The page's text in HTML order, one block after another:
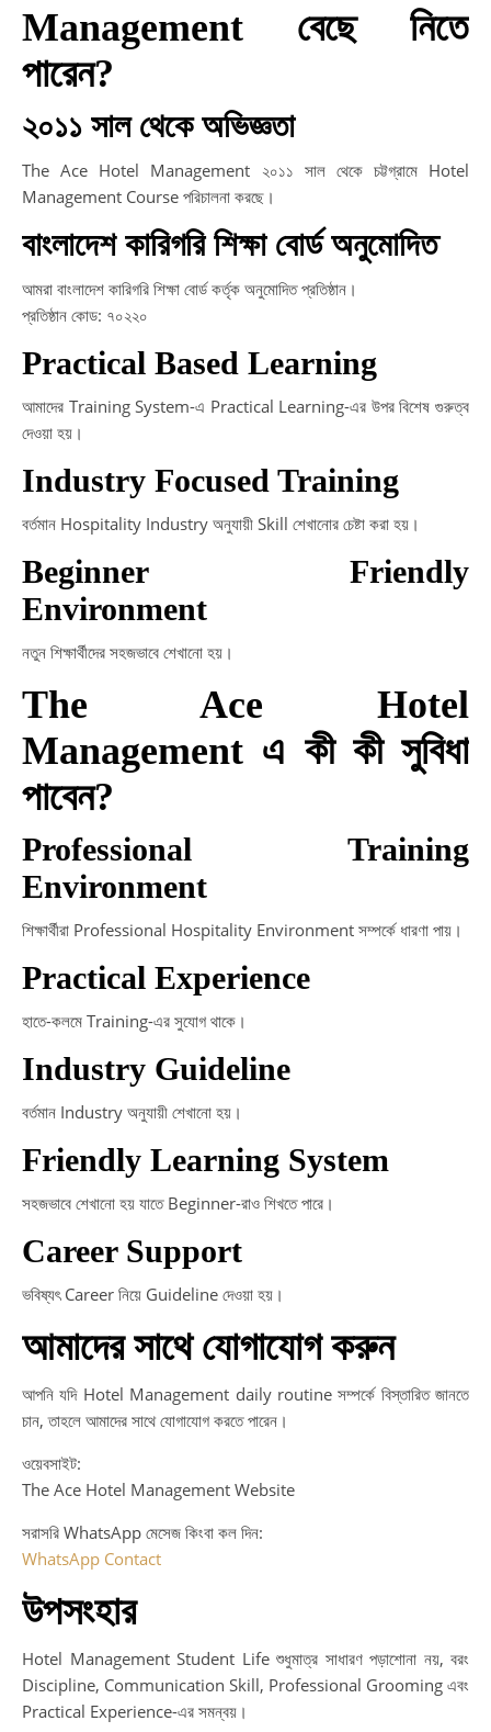
Management বেছে নিতে
পারেন?
২০১১ সাল থেকে অভিজ্ঞতা
The Ace Hotel Management ২০১১ সাল থেকে চট্টগ্রামে Hotel
Management Course পরিচালনা করছে।
বাংলাদেশ কারিগরি শিক্ষা বোর্ড অনুমোদিত
আমরা বাংলাদেশ কারিগরি শিক্ষা বোর্ড কর্তৃক অনুমোদিত প্রতিষ্ঠান।
প্রতিষ্ঠান কোড: ৭০২২০
Practical Based Learning
আমাদের Training System-এ Practical Learning-এর উপর বিশেষ গুরুত্ব
দেওয়া হয়।
Industry Focused Training
বর্তমান Hospitality Industry অনুযায়ী Skill শেখানোর চেষ্টা করা হয়।
Beginner Friendly
Environment
নতুন শিক্ষার্থীদের সহজভাবে শেখানো হয়।
The Ace Hotel
Management এ কী কী সুবিধা
পাবেন?
Professional Training
Environment
শিক্ষার্থীরা Professional Hospitality Environment সম্পর্কে ধারণা পায়।
Practical Experience
হাতে-কলমে Training-এর সুযোগ থাকে।
Industry Guideline
বর্তমান Industry অনুযায়ী শেখানো হয়।
Friendly Learning System
সহজভাবে শেখানো হয় যাতে Beginner-রাও শিখতে পারে।
Career Support
ভবিষ্যৎ Career নিয়ে Guideline দেওয়া হয়।
আমাদের সাথে যোগাযোগ করুন
আপনি যদি Hotel Management daily routine সম্পর্কে বিস্তারিত জানতে
চান, তাহলে আমাদের সাথে যোগাযোগ করতে পারেন।
ওয়েবসাইট:
The Ace Hotel Management Website
সরাসরি WhatsApp মেসেজ কিংবা কল দিন:
WhatsApp Contact
উপসংহার
Hotel Management Student Life শুধুমাত্র সাধারণ পড়াশোনা নয়, বরং
Discipline, Communication Skill, Professional Grooming এবং
Practical Experience-এর সমন্বয়।